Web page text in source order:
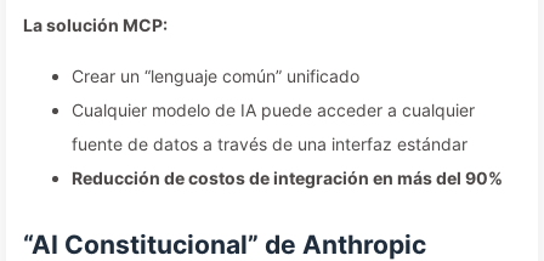
La solución MCP:
Crear un “lenguaje común” unificado
Cualquier modelo de IA puede acceder a cualquier
fuente de datos a través de una interfaz estándar
Reducción de costos de integración en más del 90%
“AI Constitucional” de Anthropic